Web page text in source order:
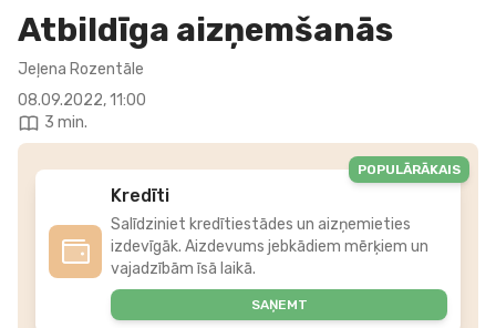
Atbildīga aizņemšanās
Jeļena Rozentāle
08.09.2022, 11:00
3 min.
Kredīti
Salīdziniet kredītiestādes un aizņemieties
izdevīgāk. Aizdevums jebkādiem mērķiem un
vajadzībām īsā laikā.
SAŅEMT
POPULĀRĀKAIS